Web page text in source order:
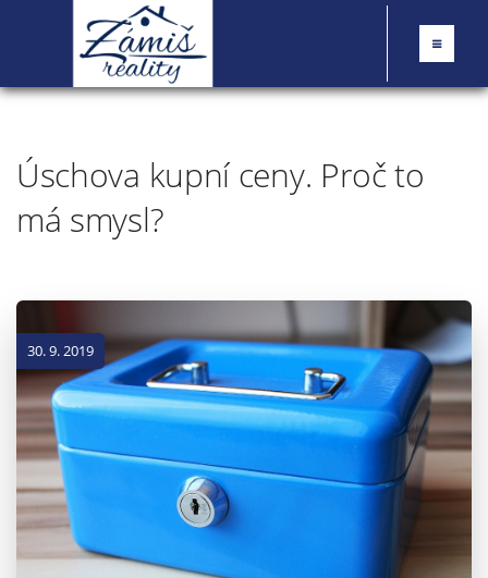
Úschova kupní ceny. Proč to
má smysl?
30. 9. 2019